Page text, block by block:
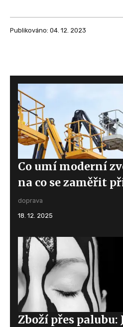
Publikováno: 04. 12. 2023
Co umí moderní
na co se zaměřit
doprava
18. 12. 2025
Zboží přes